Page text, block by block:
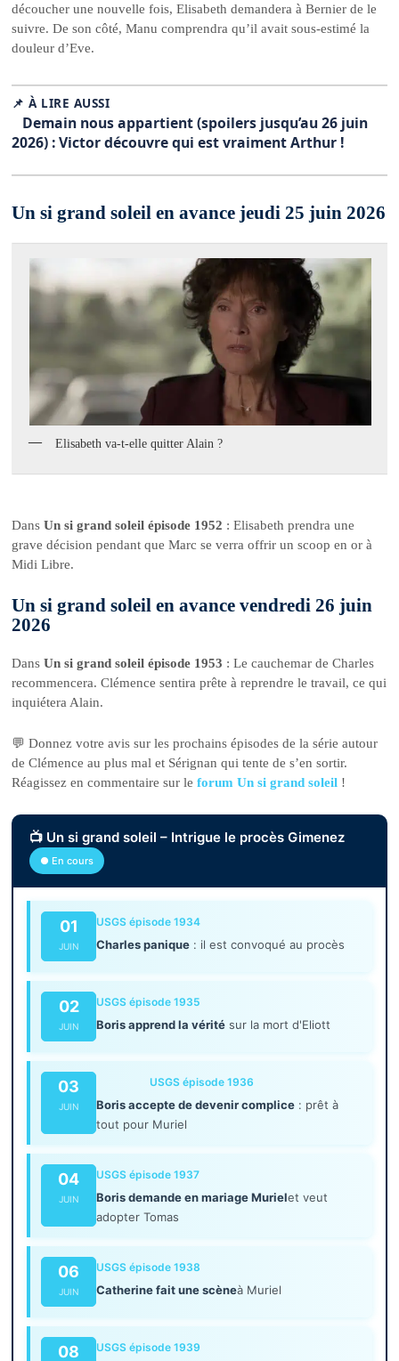
découcher une nouvelle fois, Elisabeth demandera à Bernier de le
suivre. De son côté, Manu comprendra qu’il avait sous-estimé la
douleur d’Eve.
📌 À LIRE AUSSI
Demain nous appartient (spoilers jusqu’au 26 juin
2026) : Victor découvre qui est vraiment Arthur !
Un si grand soleil en avance jeudi 25 juin 2026
Elisabeth va-t-elle quitter Alain ?
DansUn si grand soleil épisode 1952 : Elisabeth prendra une
grave décision pendant que Marc se verra offrir un scoop en or à
Midi Libre.
Un si grand soleil en avance vendredi 26 juin
2026
DansUn si grand soleil épisode 1953 : Le cauchemar de Charles
recommencera. Clémence sentira prête à reprendre le travail, ce qui
inquiétera Alain.
💬 Donnez votre avis sur les prochains épisodes de la série autour
de Clémence au plus mal et Sérignan qui tente de s’en sortir.
Réagissez en commentaire sur leforum Un si grand soleil !
📺 Un si grand soleil – Intrigue le procès Gimenez
● En cours
01
JUIN
USGS épisode 1934
Charles panique : il est convoqué au procès
02
JUIN
USGS épisode 1935
Boris apprend la vérité sur la mort d'Eliott
03
JUIN
USGS épisode 1936
Boris accepte de devenir complice : prêt à
tout pour Muriel
04
JUIN
USGS épisode 1937
Boris demande en mariage Murielet veut
adopter Tomas
06
JUIN
USGS épisode 1938
Catherine fait une scèneà Muriel
08 USGS épisode 1939